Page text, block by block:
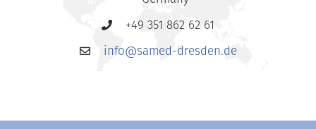
+49 351 862 62 61
info@samed-dresden.de